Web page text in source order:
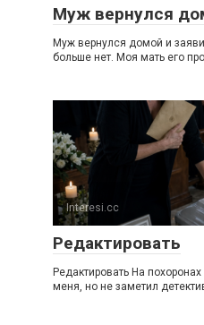
Муж вернулся
Муж вернулся домой и
больше нет. Моя мать его
Interesi.cc
Редактировать
Редактировать На
меня, но не заметил